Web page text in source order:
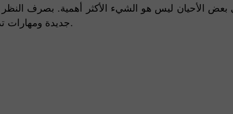
الأحيان ليس هو الشيء الأكثر أهمية. بصرف
جديدة ومهارات تداول ومنافسة جديرة وجوائز قيمة.